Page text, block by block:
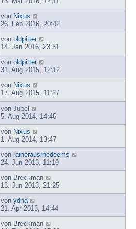
von Nixus
26. Feb 2016, 20:42
von oldpitter
14. Jan 2016, 23:31
von oldpitter
31. Aug 2015, 12:12
von Nixus
17. Aug 2015, 11:27
von Jubel
5. Aug 2014, 14:46
von Nixus
1. Aug 2014, 13:47
von rainerausrhedeems
24. Jun 2013, 11:19
von Breckman
13. Jun 2013, 21:25
von ydna
21. Apr 2013, 14:44
von Breckman